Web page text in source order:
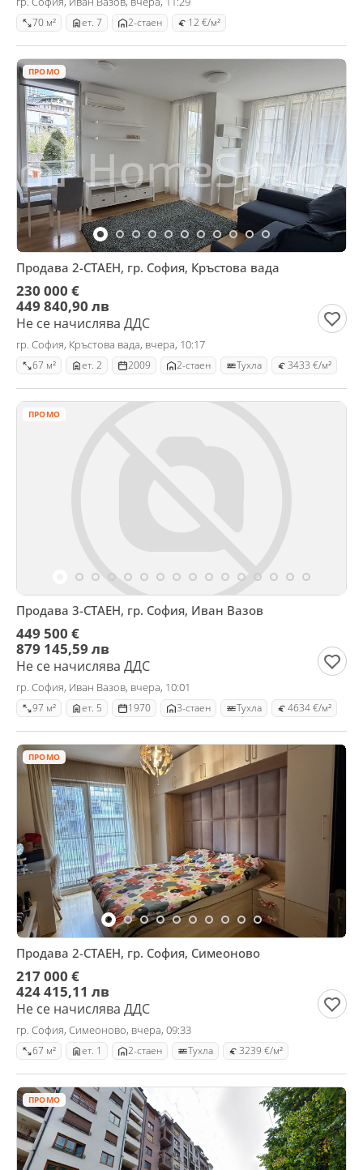
70 м² ет. 7 2-стаен 12 €/м²
ПРОМО
Продава 2-СТАЕН, гр. София, Кръстова вада
230 000 €
449 840,90 лв
Не се начислява ДДС
гр. София, Кръстова вада, вчера, 10:17
67 м² ет. 2 2009 2-стаен Тухла 3433 €/м²
ПРОМО
Продава 3-СТАЕН, гр. София, Иван Вазов
449 500 €
879 145,59 лв
Не се начислява ДДС
гр. София, Иван Вазов, вчера, 10:01
97 м² ет. 5 1970 3-стаен Тухла 4634 €/м²
ПРОМО
Продава 2-СТАЕН, гр. София, Симеоново
217 000 €
424 415,11 лв
Не се начислява ДДС
гр. София, Симеоново, вчера, 09:33
67 м² ет. 1 2-стаен Тухла 3239 €/м²
ПРОМО